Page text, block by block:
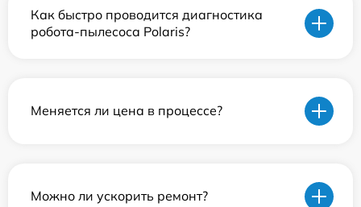
Как быстро проводится диагностика
робота-пылесоса Polaris?
Меняется ли цена в процессе?
Можно ли ускорить ремонт?